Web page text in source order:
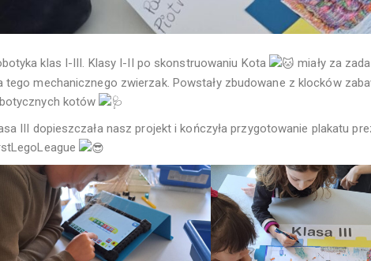
klas I-III. Klasy I-II po skonstruowaniu Kota
miały za
tego mechanicznego zwierzak. Powstały zbudowane z klocków
kotów
III dopieszczała nasz projekt i kończyła przygotowanie plakatu